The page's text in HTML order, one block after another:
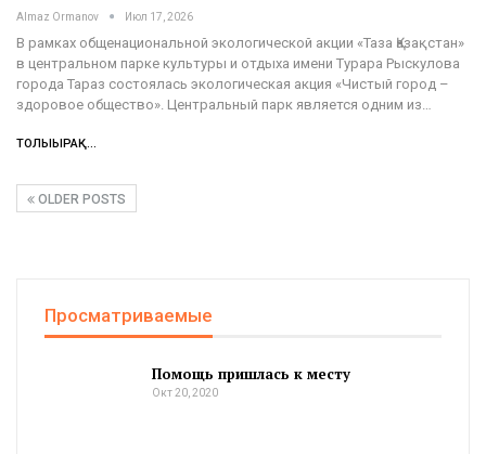
Almaz Ormanov Июл 17, 2026
В рамках общенациональной экологической акции «Таза Қазақстан»
в центральном парке культуры и отдыха имени Турара Рыскулова
города Тараз состоялась экологическая акция «Чистый город –
здоровое общество». Центральный парк является одним из…
ТОЛЫҒЫРАҚ...
OLDER POSTS
Просматриваемые
Помощь пришлась к месту
Окт 20, 2020